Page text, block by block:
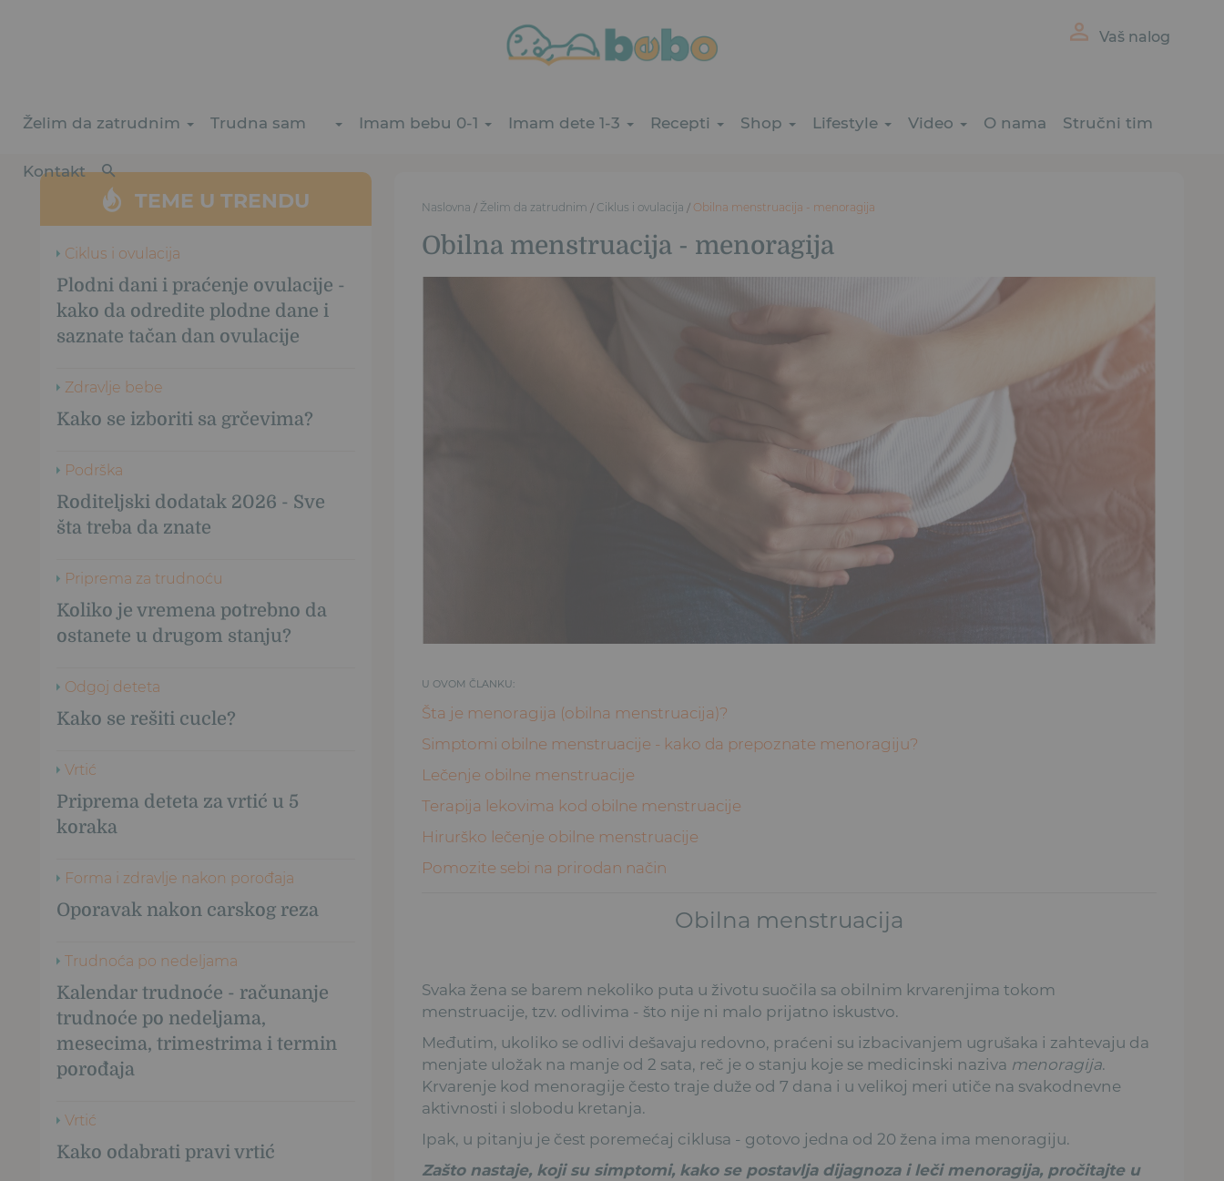
Vaš nalog
Želim da zatrudnim Trudna sam Imam bebu 0-1 Imam dete 1-3 Recepti Shop Lifestyle Video O nama Stručni tim
Kontakt
TEME U TRENDU
Ciklus i ovulacija
Plodni dani i praćenje ovulacije -
kako da odredite plodne dane i
saznate tačan dan ovulacije
Zdravlje bebe
Kako se izboriti sa grčevima?
Podrška
Roditeljski dodatak 2026 - Sve
šta treba da znate
Priprema za trudnoću
Koliko je vremena potrebno da
ostanete u drugom stanju?
Odgoj deteta
Kako se rešiti cucle?
Vrtić
Priprema deteta za vrtić u 5
koraka
Forma i zdravlje nakon porođaja
Oporavak nakon carskog reza
Trudnoća po nedeljama
Kalendar trudnoće - računanje
trudnoće po nedeljama,
mesecima, trimestrima i termin
porođaja
Vrtić
Kako odabrati pravi vrtić
Naslovna / Želim da zatrudnim / Ciklus i ovulacija / Obilna menstruacija - menoragija
Obilna menstruacija - menoragija
U OVOM ČLANKU:
Šta je menoragija (obilna menstruacija)?
Simptomi obilne menstruacije - kako da prepoznate menoragiju?
Lečenje obilne menstruacije
Terapija lekovima kod obilne menstruacije
Hirurško lečenje obilne menstruacije
Pomozite sebi na prirodan način
Obilna menstruacija
Svaka žena se barem nekoliko puta u životu suočila sa obilnim krvarenjima tokom
menstruacije, tzv. odlivima - što nije ni malo prijatno iskustvo.
Međutim, ukoliko se odlivi dešavaju redovno, praćeni su izbacivanjem ugrušaka i zahtevaju da
menjate uložak na manje od 2 sata, reč je o stanju koje se medicinski naziva menoragija.
Krvarenje kod menoragije često traje duže od 7 dana i u velikoj meri utiče na svakodnevne
aktivnosti i slobodu kretanja.
Ipak, u pitanju je čest poremećaj ciklusa - gotovo jedna od 20 žena ima menoragiju.
Zašto nastaje, koji su simptomi, kako se postavlja dijagnoza i leči menoragija, pročitajte u